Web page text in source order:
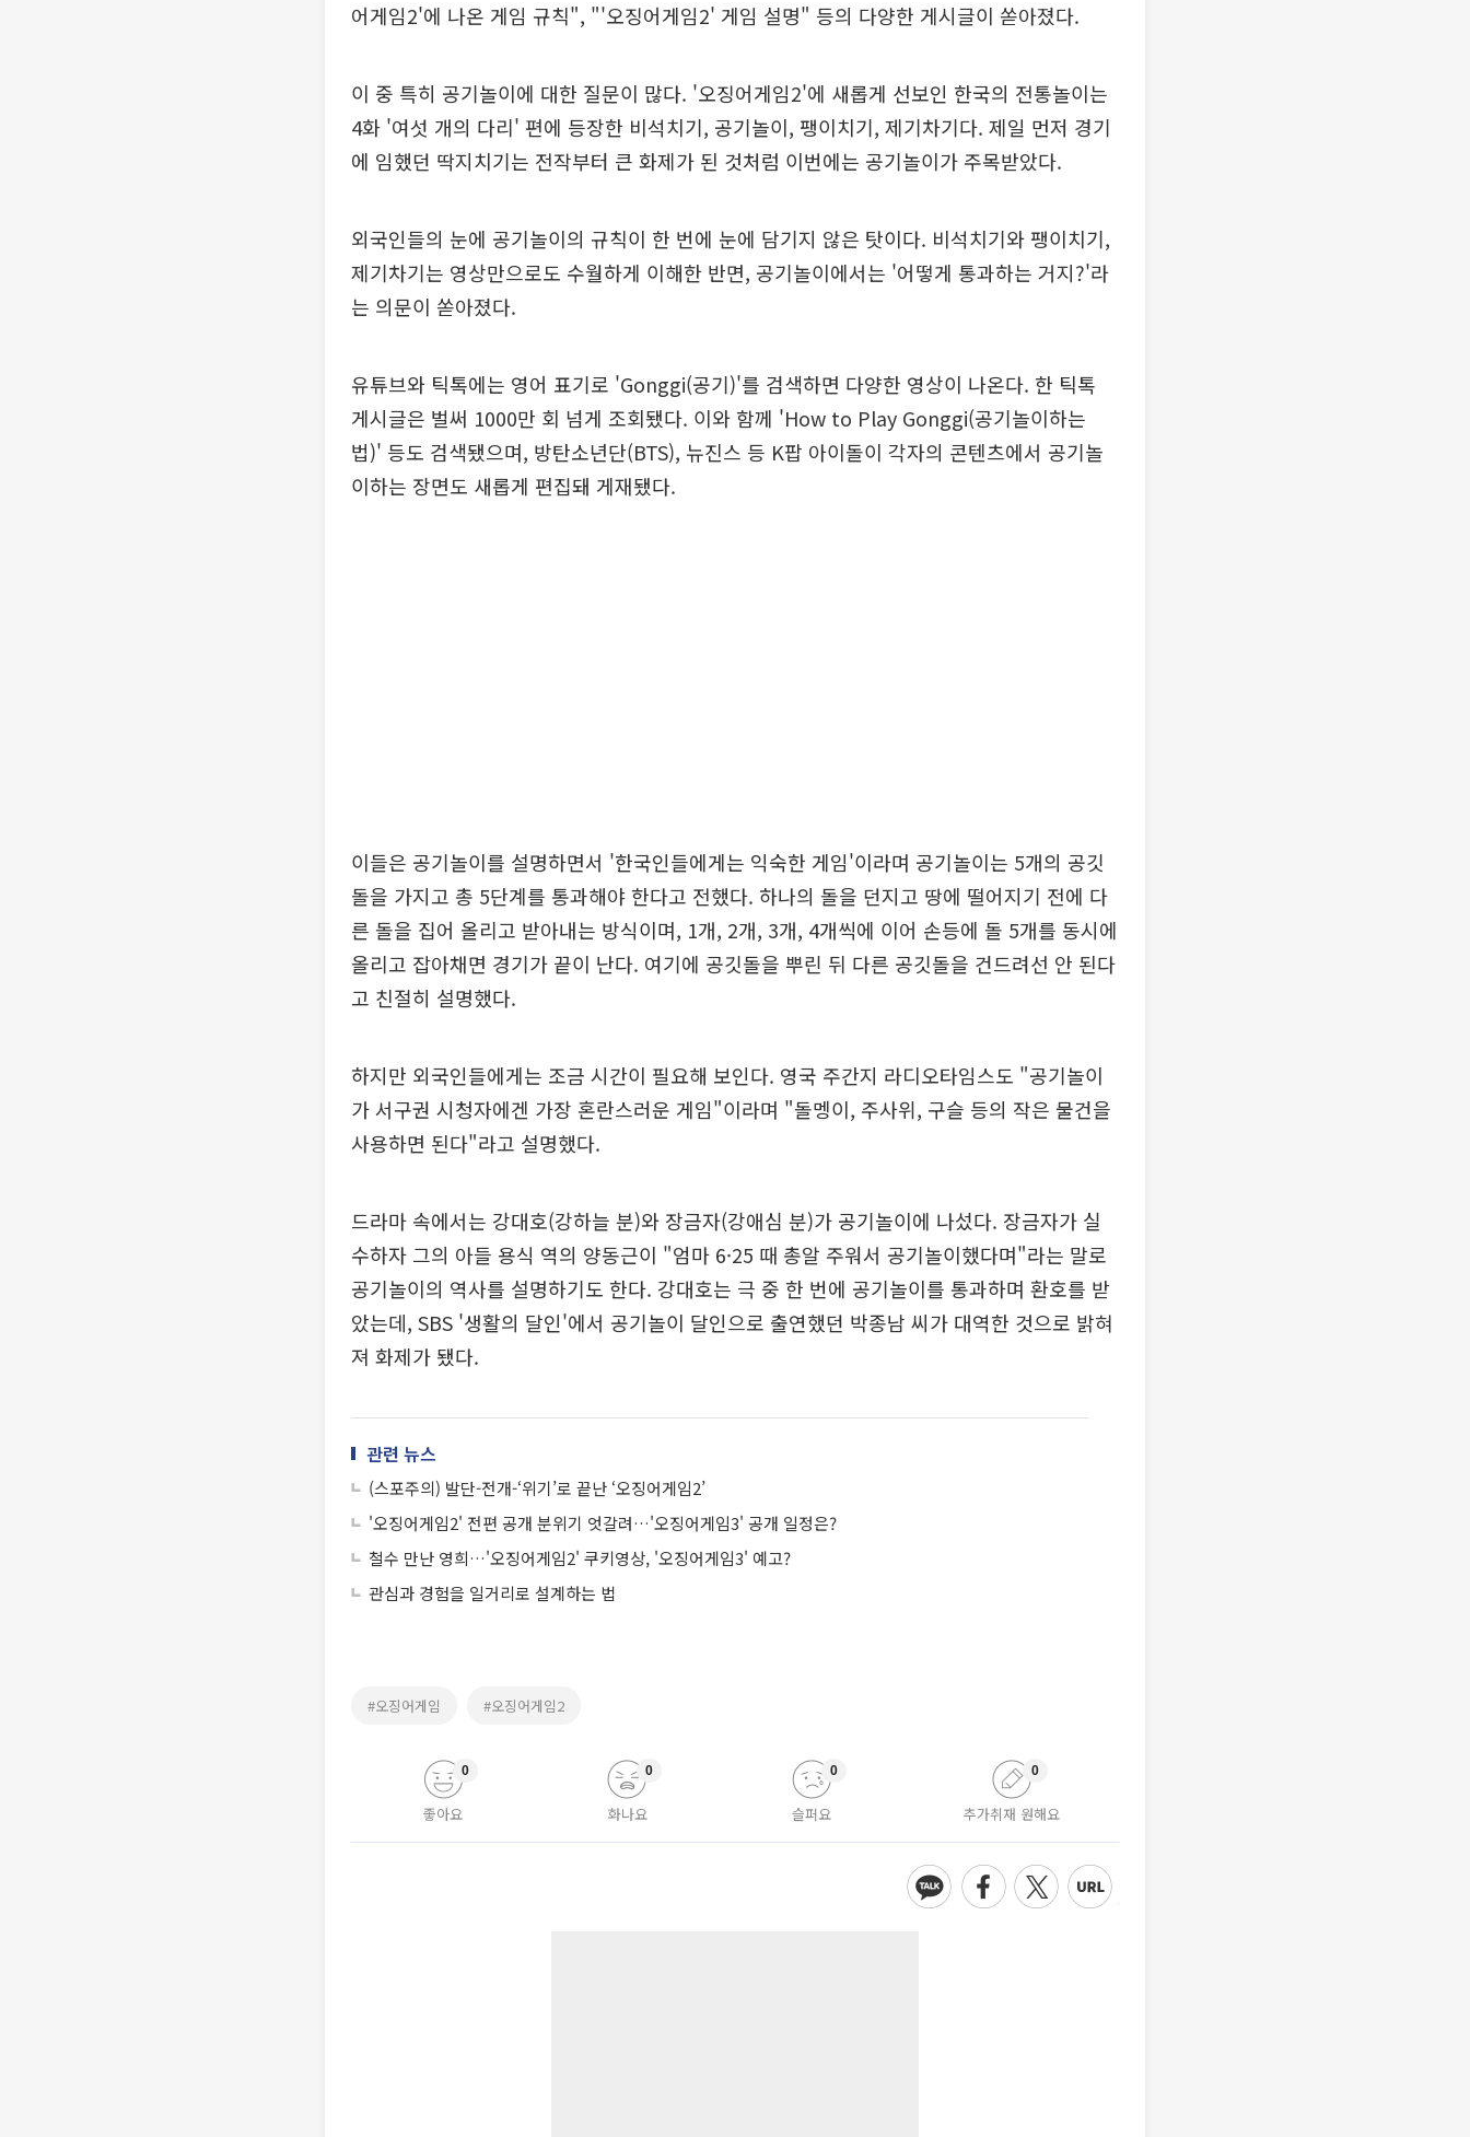
어게임2'에 나온 게임 규칙", "'오징어게임2' 게임 설명" 등의 다양한 게시글이 쏟아졌다.
이 중 특히 공기놀이에 대한 질문이 많다. '오징어게임2'에 새롭게 선보인 한국의 전통놀이는
4화 '여섯 개의 다리' 편에 등장한 비석치기, 공기놀이, 팽이치기, 제기차기다. 제일 먼저 경기
에 임했던 딱지치기는 전작부터 큰 화제가 된 것처럼 이번에는 공기놀이가 주목받았다.
외국인들의 눈에 공기놀이의 규칙이 한 번에 눈에 담기지 않은 탓이다. 비석치기와 팽이치기,
제기차기는 영상만으로도 수월하게 이해한 반면, 공기놀이에서는 '어떻게 통과하는 거지?'라
는 의문이 쏟아졌다.
유튜브와 틱톡에는 영어 표기로 'Gonggi(공기)'를 검색하면 다양한 영상이 나온다. 한 틱톡
게시글은 벌써 1000만 회 넘게 조회됐다. 이와 함께 'How to Play Gonggi(공기놀이하는
법)' 등도 검색됐으며, 방탄소년단(BTS), 뉴진스 등 K팝 아이돌이 각자의 콘텐츠에서 공기놀
이하는 장면도 새롭게 편집돼 게재됐다.
이들은 공기놀이를 설명하면서 '한국인들에게는 익숙한 게임'이라며 공기놀이는 5개의 공깃
돌을 가지고 총 5단계를 통과해야 한다고 전했다. 하나의 돌을 던지고 땅에 떨어지기 전에 다
른 돌을 집어 올리고 받아내는 방식이며, 1개, 2개, 3개, 4개씩에 이어 손등에 돌 5개를 동시에
올리고 잡아채면 경기가 끝이 난다. 여기에 공깃돌을 뿌린 뒤 다른 공깃돌을 건드려선 안 된다
고 친절히 설명했다.
하지만 외국인들에게는 조금 시간이 필요해 보인다. 영국 주간지 라디오타임스도 "공기놀이
가 서구권 시청자에겐 가장 혼란스러운 게임"이라며 "돌멩이, 주사위, 구슬 등의 작은 물건을
사용하면 된다"라고 설명했다.
드라마 속에서는 강대호(강하늘 분)와 장금자(강애심 분)가 공기놀이에 나섰다. 장금자가 실
수하자 그의 아들 용식 역의 양동근이 "엄마 6·25 때 총알 주워서 공기놀이했다며"라는 말로
공기놀이의 역사를 설명하기도 한다. 강대호는 극 중 한 번에 공기놀이를 통과하며 환호를 받
았는데, SBS '생활의 달인'에서 공기놀이 달인으로 출연했던 박종남 씨가 대역한 것으로 밝혀
져 화제가 됐다.
관련 뉴스
(스포주의) 발단-전개-‘위기’로 끝난 ‘오징어게임2’
'오징어게임2' 전편 공개 분위기 엇갈려…'오징어게임3' 공개 일정은?
철수 만난 영희…'오징어게임2' 쿠키영상, '오징어게임3' 예고?
관심과 경험을 일거리로 설계하는 법
#오징어게임 #오징어게임2
좋아요
0
화나요
0
슬퍼요
0
추가취재 원해요
0